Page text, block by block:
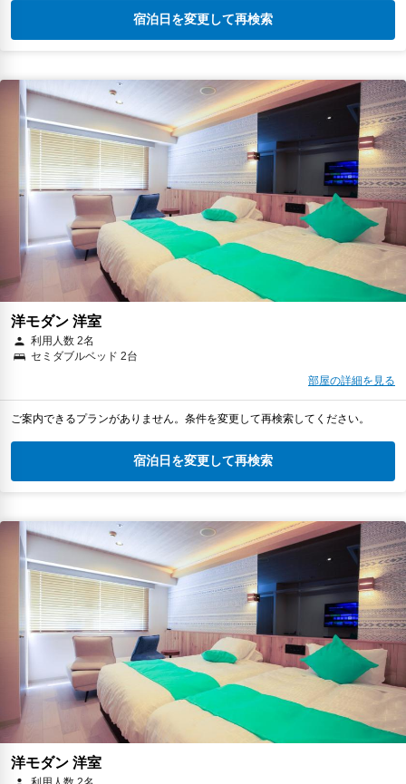
宿泊日を変更して再検索
洋モダン 洋室
利用人数 2名
セミダブルベッド 2台
部屋の詳細を見る
ご案内できるプランがありません。条件を変更して再検索してください。
宿泊日を変更して再検索
洋モダン 洋室